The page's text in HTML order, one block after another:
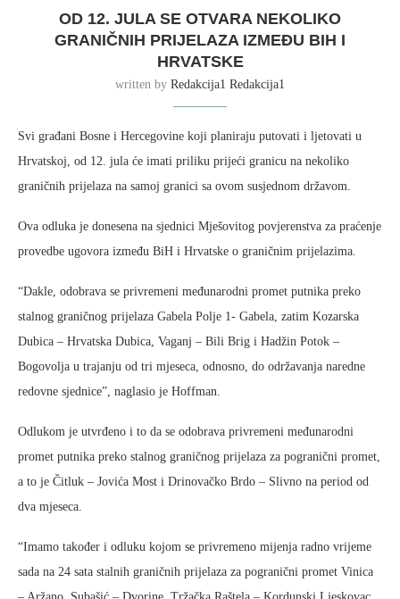
OD 12. JULA SE OTVARA NEKOLIKO
GRANIČNIH PRIJELAZA IZMEĐU BIH I
HRVATSKE
written by Redakcija1 Redakcija1
Svi građani Bosne i Hercegovine koji planiraju putovati i ljetovati u
Hrvatskoj, od 12. jula će imati priliku prijeći granicu na nekoliko
graničnih prijelaza na samoj granici sa ovom susjednom državom.
Ova odluka je donesena na sjednici Mješovitog povjerenstva za praćenje
provedbe ugovora između BiH i Hrvatske o graničnim prijelazima.
“Dakle, odobrava se privremeni međunarodni promet putnika preko
stalnog graničnog prijelaza Gabela Polje 1- Gabela, zatim Kozarska
Dubica – Hrvatska Dubica, Vaganj – Bili Brig i Hadžin Potok –
Bogovolja u trajanju od tri mjeseca, odnosno, do održavanja naredne
redovne sjednice”, naglasio je Hoffman.
Odlukom je utvrđeno i to da se odobrava privremeni međunarodni
promet putnika preko stalnog graničnog prijelaza za pogranični promet,
a to je Čitluk – Jovića Most i Drinovačko Brdo – Slivno na period od
dva mjeseca.
“Imamo također i odluku kojom se privremeno mijenja radno vrijeme
sada na 24 sata stalnih graničnih prijelaza za pogranični promet Vinica